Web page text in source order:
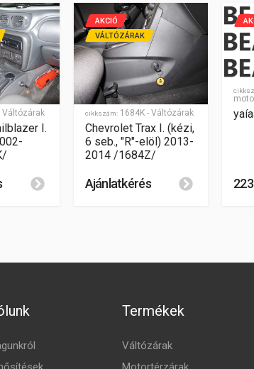
Váltózárak
I.
cikkszám:1684K - Váltózárak
AKCIÓ
VÁLTÓZÁRAK
Chevrolet Trax I. (kézi,
6 seb., "R"-elöl) 2013-
2014 /1684Z/
Ajánlatkérés
Termékek
Váltózárak